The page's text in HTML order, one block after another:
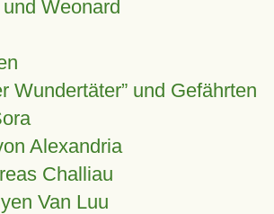
Weonard
Wundertäter” und Gefährten
Alexandria
Challiau
Van Luu